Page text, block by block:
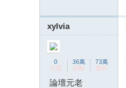
xylvia
0
主題
36萬
回帖
73萬
積分
論壇元老